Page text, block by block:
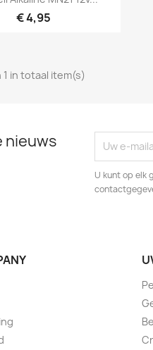
€ 4,95
1 in totaal item(s)
nieuws
U kunt op elk